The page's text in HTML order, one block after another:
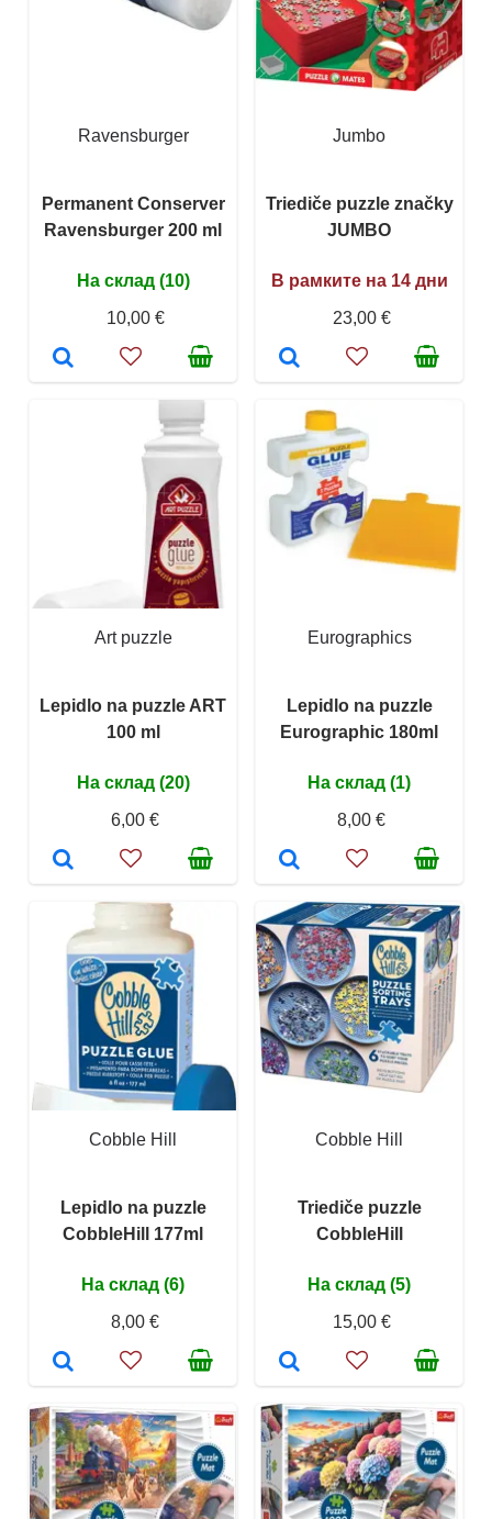
Ravensburger
Permanent Conserver
Ravensburger 200 ml
На склад (10)
10,00 €
Jumbo
Triediče puzzle značky
JUMBO
В рамките на 14 дни
23,00 €
Art puzzle
Lepidlo na puzzle ART
100 ml
На склад (20)
6,00 €
Eurographics
Lepidlo na puzzle
Eurographic 180ml
На склад (1)
8,00 €
Cobble Hill
Lepidlo na puzzle
CobbleHill 177ml
На склад (6)
8,00 €
Cobble Hill
Triediče puzzle
CobbleHill
На склад (5)
15,00 €